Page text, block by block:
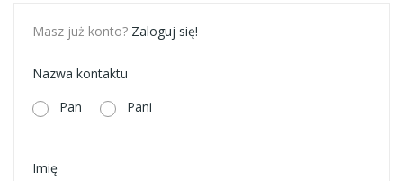
Masz już konto? Zaloguj się!
Nazwa kontaktu
Pan
Pani
Imię